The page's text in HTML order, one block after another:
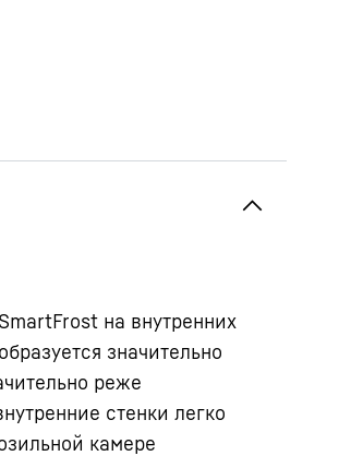
на внутренних
значительно
реже
стенки легко
камере